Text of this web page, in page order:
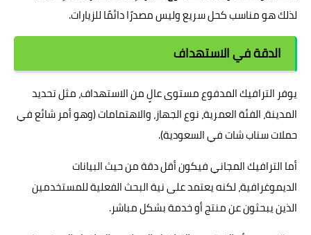
لذلك هو مناسب كحل سريع وليس مصدرًا دائمًا للزيارات.
الدقة في الاستهداف
يوفر الترافيك المدفوع مستوى عالٍ من الاستهداف، مثل تحديد
المدينة، الفئة العمرية، نوع الجهاز، والاهتمامات (وهو أمر شائع في
حملات سناب شات في السعودية).
أما الترافيك المجاني فيكون أقل دقة من حيث البيانات
الديموغرافية، لكنه يعتمد على نية البحث الفعلية للمستخدمين
الذين يبحثون عن منتج أو خدمة بشكل مباشر.